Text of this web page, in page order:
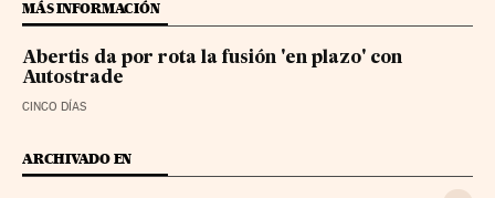
MÁS INFORMACIÓN
Abertis da por rota la fusión 'en plazo' con
Autostrade
CINCO DÍAS
ARCHIVADO EN